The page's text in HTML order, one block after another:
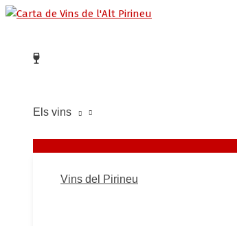
Vés
Els vins
MENÚ
Vins del Pirineu
MENÚ
Llarim
Llabustes
Pantigana
Brocada
Biu
Llabustes
Blanc
NiudeNeu
Tu